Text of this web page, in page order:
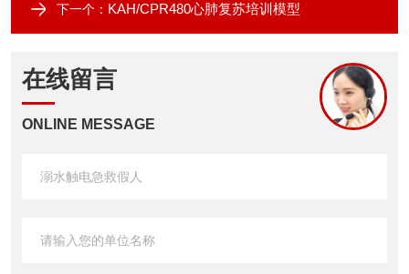
下一个： KAH/CPR480心肺复苏培训模型
在线留言
ONLINE MESSAGE